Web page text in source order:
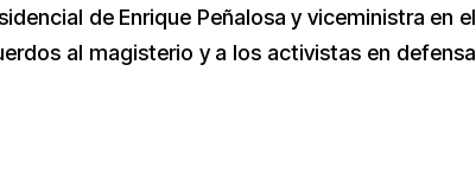
de Enrique Peñalosa y viceministra en el
al magisterio y a los activistas en defensa